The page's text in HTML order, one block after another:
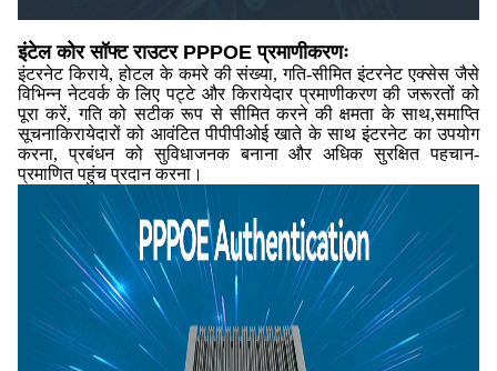
इंटेल कोर सॉफ्ट राउटर PPPOE प्रमाणीकरणः
इंटरनेट किराये, होटल के कमरे की संख्या, गति-सीमित इंटरनेट एक्सेस जैसे
विभिन्न नेटवर्क के लिए पट्टे और किरायेदार प्रमाणीकरण की जरूरतों को
पूरा करें, गति को सटीक रूप से सीमित करने की क्षमता के साथ,समाप्ति
सूचनाकिरायेदारों को आवंटित पीपीपीओई खाते के साथ इंटरनेट का उपयोग
करना, प्रबंधन को सुविधाजनक बनाना और अधिक सुरक्षित पहचान-
प्रमाणित पहुंच प्रदान करना।